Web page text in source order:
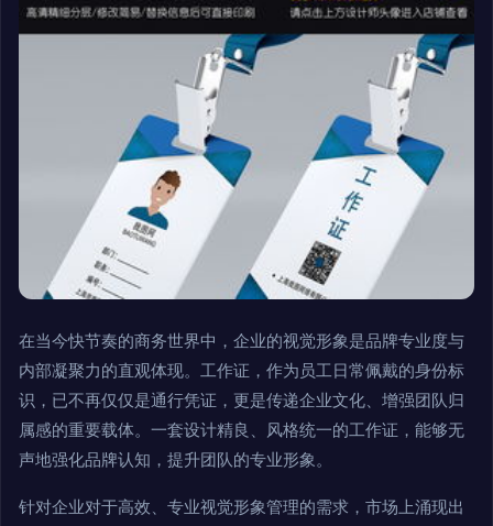
在当今快节奏的商务世界中，企业的视觉形象是品牌专业度与
内部凝聚力的直观体现。工作证，作为员工日常佩戴的身份标
识，已不再仅仅是通行凭证，更是传递企业文化、增强团队归
属感的重要载体。一套设计精良、风格统一的工作证，能够无
声地强化品牌认知，提升团队的专业形象。
针对企业对于高效、专业视觉形象管理的需求，市场上涌现出